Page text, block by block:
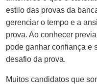
estilo das provas da
gerenciar o tempo e a
prova. Ao conhecer
pode ganhar confiança e
desafio da prova.
Muitos candidatos que